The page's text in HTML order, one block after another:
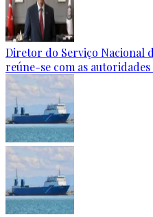
Diretor do Serviço Nacional
reúne-se com as